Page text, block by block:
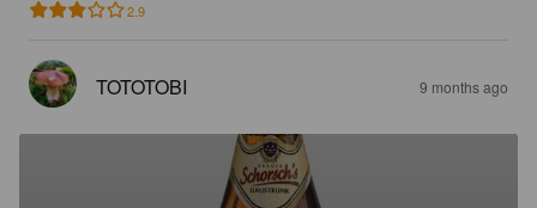
2.9
TOTOTOBI 9 months ago